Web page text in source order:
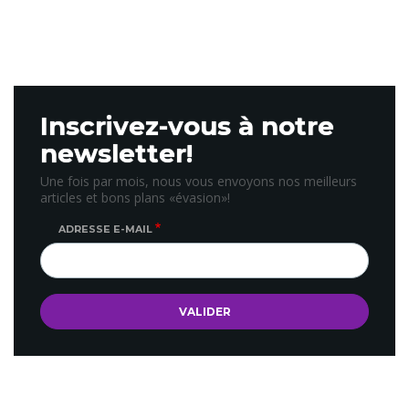
Inscrivez-vous à notre
newsletter!
Une fois par mois, nous vous envoyons nos meilleurs
articles et bons plans «évasion»!
ADRESSE E-MAIL